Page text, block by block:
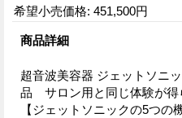
希望小売価格: 451,500円
商品詳細
超音波美容器 ジェットソニ
品 サロン用と同じ体験が得
【ジェットソニックの5つの